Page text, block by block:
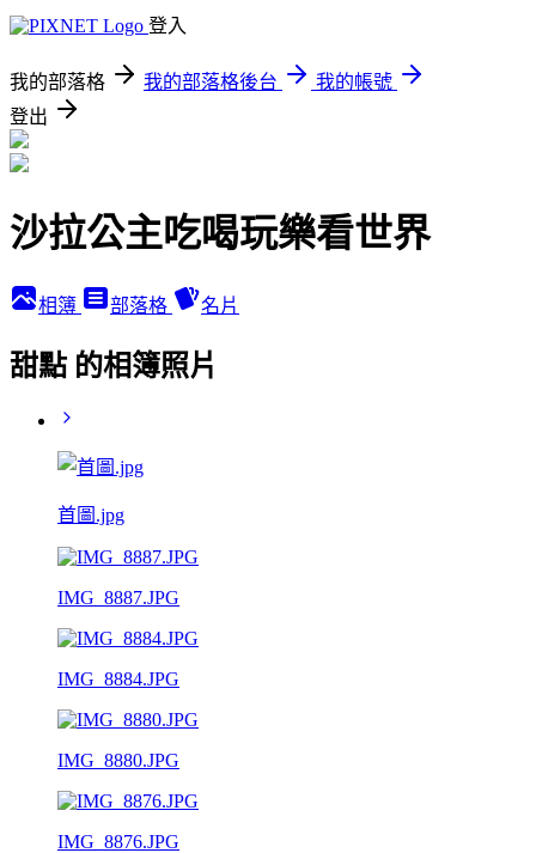
登入
我的部落格 我的部落格後台
我的帳號
登出
沙拉公主吃喝玩樂看世界
相簿 部落格 名片
甜點 的相簿照片
首圖.jpg
IMG_8887.JPG
IMG_8884.JPG
IMG_8880.JPG
IMG_8876.JPG